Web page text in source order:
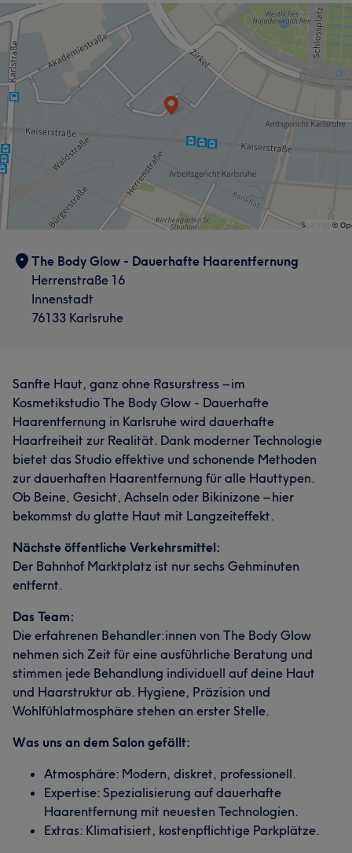
The Body Glow - Dauerhafte Haarentfernung
Herrenstraße 16
Innenstadt
76133 Karlsruhe
Sanfte Haut, ganz ohne Rasurstress – im
Kosmetikstudio The Body Glow - Dauerhafte
Haarentfernung in Karlsruhe wird dauerhafte
Haarfreiheit zur Realität. Dank moderner Technologie
bietet das Studio effektive und schonende Methoden
zur dauerhaften Haarentfernung für alle Hauttypen.
Ob Beine, Gesicht, Achseln oder Bikinizone – hier
bekommst du glatte Haut mit Langzeiteffekt.
Nächste öffentliche Verkehrsmittel:
Der Bahnhof Marktplatz ist nur sechs Gehminuten
entfernt.
Das Team:
Die erfahrenen Behandler:innen von The Body Glow
nehmen sich Zeit für eine ausführliche Beratung und
stimmen jede Behandlung individuell auf deine Haut
und Haarstruktur ab. Hygiene, Präzision und
Wohlfühlatmosphäre stehen an erster Stelle.
Was uns an dem Salon gefällt:
Atmosphäre: Modern, diskret, professionell.
Expertise: Spezialisierung auf dauerhafte
Haarentfernung mit neuesten Technologien.
Extras: Klimatisiert, kostenpflichtige Parkplätze.